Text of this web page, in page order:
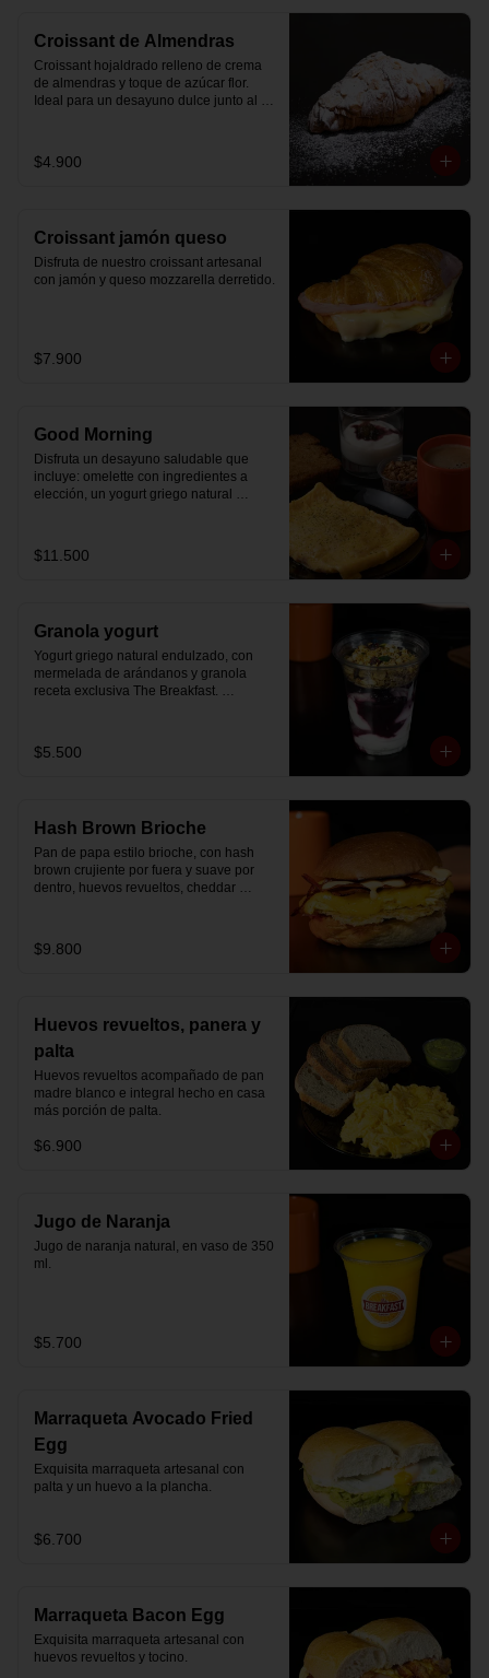
Croissant de Almendras
Croissant hojaldrado relleno de crema
de almendras y toque de azúcar flor.
Ideal para un desayuno dulce junto al
$4.900
Croissant jamón queso
Disfruta de nuestro croissant artesanal
con jamón y queso mozzarella derretido.
$7.900
Good Morning
Disfruta un desayuno saludable que
incluye: omelette con ingredientes a
elección, un yogurt griego natural
Breakfast y granola (endulzada con
miel), más un café o té a elección y un
$11.500
Granola yogurt
Yogurt griego natural endulzado, con
mermelada de arándanos y granola
receta exclusiva The Breakfast.
$5.500
Hash Brown Brioche
Pan de papa estilo brioche, con hash
brown crujiente por fuera y suave por
dentro, huevos revueltos, cheddar
partir el día en modo desayuno buffet.
$9.800
Huevos revueltos, panera y
palta
Huevos revueltos acompañado de pan
madre blanco e integral hecho en casa
más porción de palta.
$6.900
Jugo de Naranja
Jugo de naranja natural, en vaso de 350
ml.
$5.700
Marraqueta Avocado Fried
Egg
Exquisita marraqueta artesanal con
palta y un huevo a la plancha.
$6.700
Marraqueta Bacon Egg
Exquisita marraqueta artesanal con
huevos revueltos y tocino.